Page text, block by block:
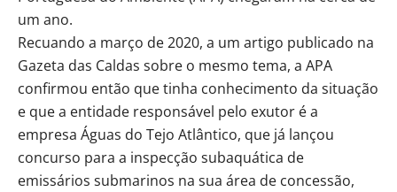
um ano.
Recuando a março de 2020, a um artigo publicado na
Gazeta das Caldas sobre o mesmo tema, a APA
confirmou então que tinha conhecimento da situação
e que a entidade responsável pelo exutor é a
empresa Águas do Tejo Atlântico, que já lançou
concurso para a inspecção subaquática de
emissários submarinos na sua área de concessão,